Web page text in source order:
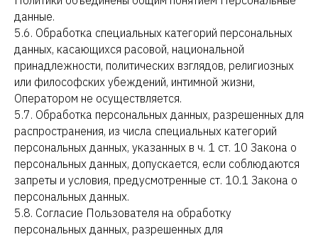
данные.
5.6. Обработка специальных категорий персональных
данных, касающихся расовой, национальной
принадлежности, политических взглядов, религиозных
или философских убеждений, интимной жизни,
Оператором не осуществляется.
5.7. Обработка персональных данных, разрешенных для
распространения, из числа специальных категорий
персональных данных, указанных в ч. 1 ст. 10 Закона о
персональных данных, допускается, если соблюдаются
запреты и условия, предусмотренные ст. 10.1 Закона о
персональных данных.
5.8. Согласие Пользователя на обработку
персональных данных, разрешенных для